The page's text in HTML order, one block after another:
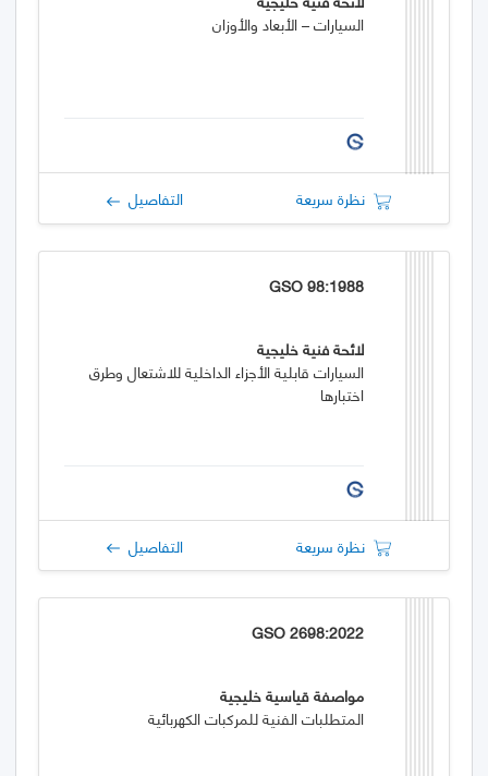
السيارات – الأبعاد والأوزان
نظرة سريعة التفاصيل
GSO 98:1988
لائحة فنية خليجية
السيارات قابلية الأجزاء الداخلية للاشتعال وطرق
اختبارها
نظرة سريعة التفاصيل
GSO 2698:2022
مواصفة قياسية خليجية
المتطلبات الفنية للمركبات الكهربائية